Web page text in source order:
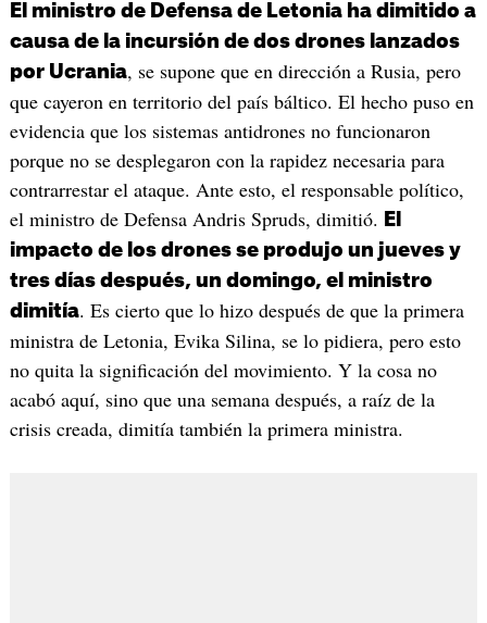
El ministro de Defensa de Letonia ha dimitido a
causa de la incursión de dos drones lanzados
por Ucrania, se supone que en dirección a Rusia, pero
que cayeron en territorio del país báltico. El hecho puso en
evidencia que los sistemas antidrones no funcionaron
porque no se desplegaron con la rapidez necesaria para
contrarrestar el ataque. Ante esto, el responsable político,
el ministro de Defensa Andris Spruds, dimitió.
El
impacto de los drones se produjo un jueves y
tres días después, un domingo, el ministro
dimitía. Es cierto que lo hizo después de que la primera
ministra de Letonia, Evika Silina, se lo pidiera, pero esto
no quita la significación del movimiento. Y la cosa no
acabó aquí, sino que una semana después, a raíz de la
crisis creada, dimitía también la primera ministra.